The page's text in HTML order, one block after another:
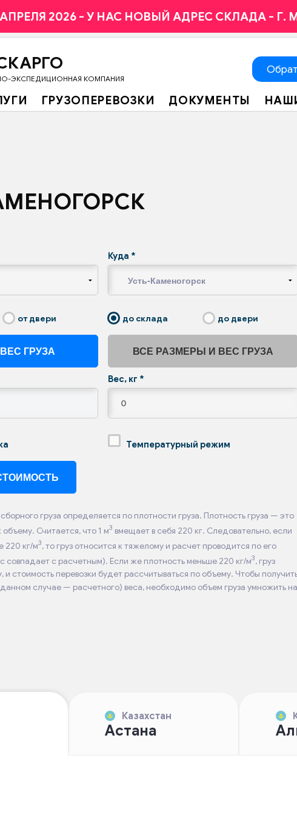
АПРЕЛЯ 2026 - У НАС НОВЫЙ АДРЕС СКЛАДА -
ЭКСПЕДИЦИОННАЯ КОМПАНИЯ
ГРУЗОПЕРЕВОЗКИ ДОКУМЕНТЫ
от двери
Куда *
до склада до двери
ГРУЗА ВСЕ РАЗМЕРЫ И ВЕС ГРУЗА
Вес, кг *
Температурный режим
груза определяется по плотности груза. Плотность груза — это
Считается, что 1 м3 вмещает в себя 220 кг. Следовательно, если
220 кг/м3, то груз относится к тяжелому и расчет проводится по его
совпадает с расчетным). Если же плотность меньше 220 кг/м3, груз
и стоимость перевозки будет рассчитываться по объему. Чтобы
случае — расчетного) веса, необходимо объем груза умножить на
Казахстан
Астана